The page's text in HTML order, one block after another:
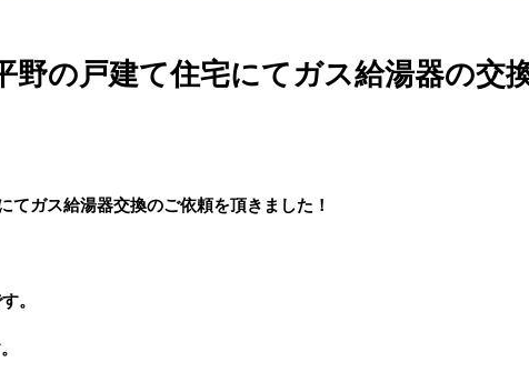
野の戸建て住宅にてガス給湯器の交
てガス給湯器交換のご依頼を頂きました！
。